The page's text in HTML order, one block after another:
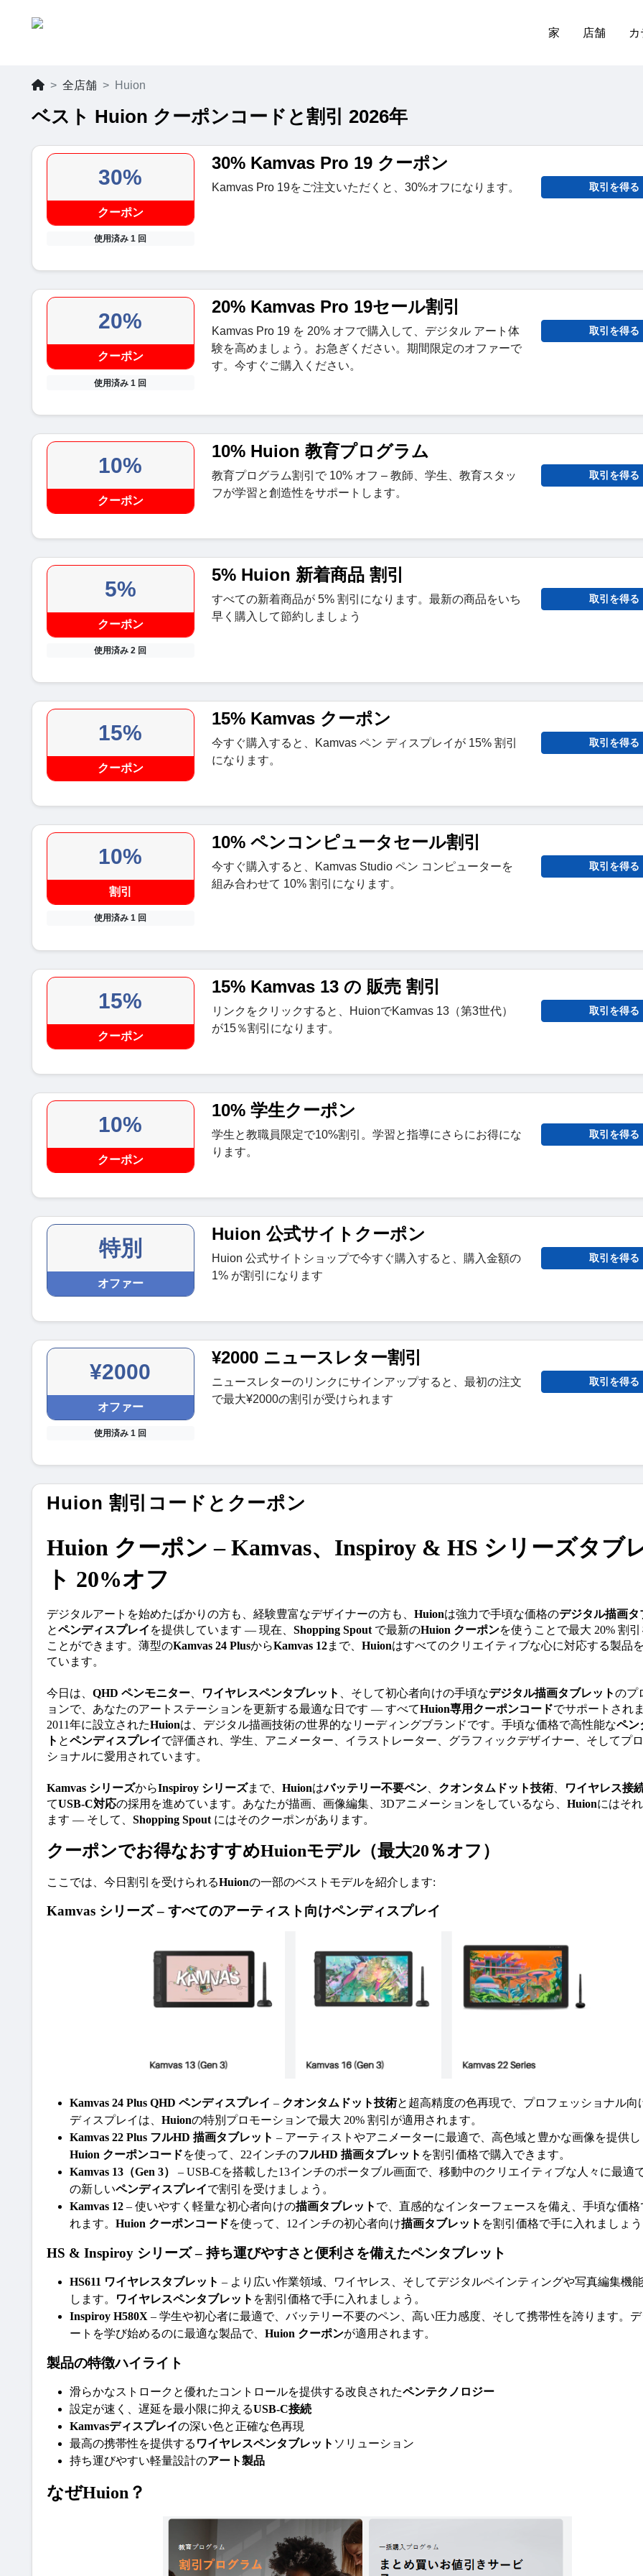
家 店舗
全店舗 Huion
ベスト Huion クーポンコードと割引 2026年
30%
クーポン
使用済み 1 回
30% Kamvas Pro 19 クーポン
Kamvas Pro 19をご注文いただくと、30%オフになります。 取引を得る
20%
クーポン
使用済み 1 回
20% Kamvas Pro 19セール割引
Kamvas Pro 19 を 20% オフで購入して、デジタル アート体
験を高めましょう。お急ぎください。期間限定のオファーで
す。今すぐご購入ください。
取引を得る
10%
クーポン
10% Huion 教育プログラム
教育プログラム割引で 10% オフ – 教師、学生、教育スタッ
フが学習と創造性をサポートします。
取引を得る
5%
クーポン
使用済み 2 回
5% Huion 新着商品 割引
すべての新着商品が 5% 割引になります。最新の商品をいち
早く購入して節約しましょう
取引を得る
15%
クーポン
15% Kamvas クーポン
今すぐ購入すると、Kamvas ペン ディスプレイが 15% 割引
になります。
取引を得る
10%
割引
使用済み 1 回
10% ペンコンピュータセール割引
今すぐ購入すると、Kamvas Studio ペン コンピューターを
組み合わせて 10% 割引になります。
取引を得る
15%
クーポン
15% Kamvas 13 の 販売 割引
リンクをクリックすると、HuionでKamvas 13（第3世代）
が15％割引になります。
取引を得る
10%
クーポン
10% 学生クーポン
学生と教職員限定で10%割引。学習と指導にさらにお得にな
ります。
取引を得る
特別
オファー
Huion 公式サイトクーポン
Huion 公式サイトショップで今すぐ購入すると、購入金額の
1% が割引になります
取引を得る
¥2000
オファー
使用済み 1 回
¥2000 ニュースレター割引
ニュースレターのリンクにサインアップすると、最初の注文
で最大¥2000の割引が受けられます
取引を得る
Huion 割引コードとクーポン
Huion クーポン – Kamvas、Inspiroy & HS シリーズタブ
ト 20%オフ
デジタルアートを始めたばかりの方も、経験豊富なデザイナーの方も、 Huionは強力で手頃な価格のデジタル描画タ
とペンディスプレイ を提供しています — 現在、 Shopping Spout で最新のHuion クーポンを使うことで最大 20% 割
ことができます。薄型のKamvas 24 PlusからKamvas 12まで、 Huionはすべてのクリエイティブな心に対応する製品
ています。
今日は、 QHD ペンモニター ワイヤレスペンタブレット 、そして初心者向けの手頃なデジタル描画タブレットのプ
ョンで、あなたのアートステーションを更新する最適な日です — すべてHuion専用クーポンコードでサポートされ
2011年に設立されたHuionは、デジタル描画技術の世界的なリーディングブランドです。手頃な価格で高性能なペン
ト とペンディスプレイで評価され、学生、アニメーター、イラストレーター、グラフィックデザイナー、そしてプ
ショナルに愛用されています。
Kamvas シリーズからInspiroy シリーズまで、 Huionはバッテリー不要ペン クオンタムドット技術、
ワイヤレス接
てUSB-C対応の採用を進めています。あなたが描画、画像編集、3Dアニメーションをしているなら、 Huionにはそ
ます — そして、 Shopping Spout にはそのクーポンがあります。
クーポンでお得なおすすめHuionモデル（最大20％オフ）
ここでは、今日割引を受けられるHuionの一部のベストモデルを紹介します:
Kamvas シリーズ – すべてのアーティスト向けペンディスプレイ
Kamvas 24 Plus QHD ペンディスプレイ – クオンタムドット技術と超高精度の色再現で、プロフェッショナル向
ディスプレイは、 Huionの特別プロモーションで最大 20% 割引が適用されます。
Kamvas 22 Plus フルHD 描画タブレット – アーティストやアニメーターに最適で、高色域と豊かな画像を提供
Huion クーポンコードを使って、22インチのフルHD 描画タブレット を割引価格で購入できます。
Kamvas 13（Gen 3）
– USB-Cを搭載した13インチのポータブル画面で、移動中のクリエイティブな人々に最適
の新しいペンディスプレイで割引を受けましょう。
Kamvas 12 – 使いやすく軽量な初心者向けの描画タブレット で、直感的なインターフェースを備え、手頃な価
れます。 Huion クーポンコードを使って、12インチの初心者向け描画タブレット を割引価格で手に入れましょ
HS & Inspiroy シリーズ – 持ち運びやすさと便利さを備えたペンタブレット
HS611 ワイヤレスタブレット – より広い作業領域、ワイヤレス、そしてデジタルペインティングや写真編集機
します。
ワイヤレスペンタブレット を割引価格で手に入れましょう。
Inspiroy H580X – 学生や初心者に最適で、バッテリー不要のペン、高い圧力感度、そして携帯性を誇ります。
ートを学び始めるのに最適な製品で、 Huion クーポンが適用されます。
製品の特徴ハイライト
滑らかなストロークと優れたコントロールを提供する改良されたペンテクノロジー
設定が速く、遅延を最小限に抑えるUSB-C接続
Kamvasディスプレイの深い色と正確な色再現
最高の携帯性を提供する ワイヤレスペンタブレット ソリューション
持ち運びやすい軽量設計のアート製品
なぜHuion？